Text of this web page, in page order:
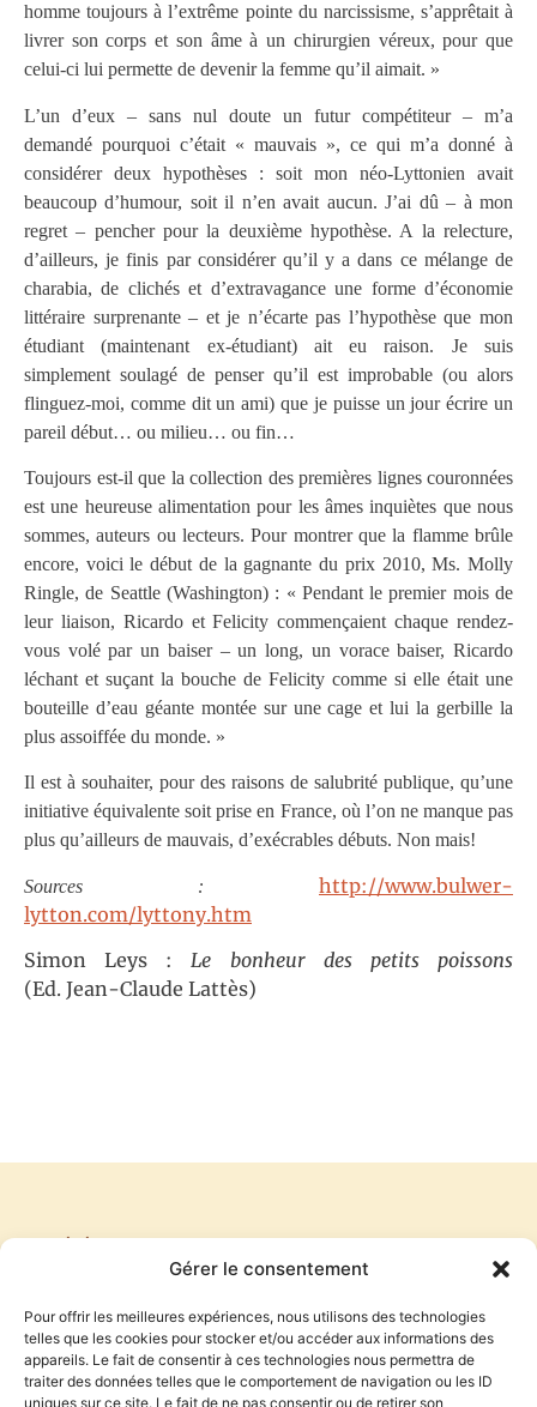
Gérer le consentement
Pour offrir les meilleures expériences, nous utilisons des technologies
telles que les cookies pour stocker et/ou accéder aux informations des
appareils. Le fait de consentir à ces technologies nous permettra de
traiter des données telles que le comportement de navigation ou les ID
uniques sur ce site. Le fait de ne pas consentir ou de retirer son
homme toujours à l’extrême pointe du narcissisme, s’apprêtait à
livrer son corps et son âme à un chirurgien véreux, pour que
celui-ci lui permette de devenir la femme qu’il aimait. »
L’un d’eux – sans nul doute un futur compétiteur – m’a
demandé pourquoi c’était « mauvais », ce qui m’a donné à
considérer deux hypothèses : soit mon néo-Lyttonien avait
beaucoup d’humour, soit il n’en avait aucun. J’ai dû – à mon
regret – pencher pour la deuxième hypothèse. A la relecture,
d’ailleurs, je finis par considérer qu’il y a dans ce mélange de
charabia, de clichés et d’extravagance une forme d’économie
littéraire surprenante – et je n’écarte pas l’hypothèse que mon
étudiant (maintenant ex-étudiant) ait eu raison. Je suis
simplement soulagé de penser qu’il est improbable (ou alors
flinguez-moi, comme dit un ami) que je puisse un jour écrire un
pareil début… ou milieu… ou fin…
Toujours est-il que la collection des premières lignes couronnées
est une heureuse alimentation pour les âmes inquiètes que nous
sommes, auteurs ou lecteurs. Pour montrer que la flamme brûle
encore, voici le début de la gagnante du prix 2010, Ms. Molly
Ringle, de Seattle (Washington) : « Pendant le premier mois de
leur liaison, Ricardo et Felicity commençaient chaque rendez-
vous volé par un baiser – un long, un vorace baiser, Ricardo
léchant et suçant la bouche de Felicity comme si elle était une
bouteille d’eau géante montée sur une cage et lui la gerbille la
plus assoiffée du monde. »
Il est à souhaiter, pour des raisons de salubrité publique, qu’une
initiative équivalente soit prise en France, où l’on ne manque pas
plus qu’ailleurs de mauvais, d’exécrables débuts. Non mais!
Sources : http://www.bulwer-
lytton.com/lyttony.htm
Simon Leys :Le bonheur des petits poissons
(Ed. Jean-Claude Lattès)
LES MOTS DU COMMENCEMENT DU MONDE NAPPE SONORE
S'inscrire à la newsletter